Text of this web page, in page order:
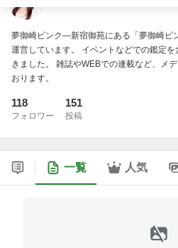
夢御崎ピンク―新宿御苑にある「夢御崎ピ
運営しています。 イベントなどでの鑑定
きました。 雑誌やWEBでの連載など、メ
おります。
118
フォロワー
151
投稿
一覧 人気